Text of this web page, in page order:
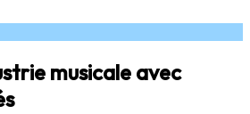
musicale avec